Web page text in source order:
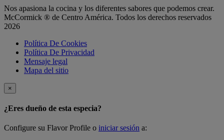
Nos apasiona la cocina y los diferentes sabores que podemos crear.
McCormick ® de Centro América. Todos los derechos reservados
2026
Política De Cookies
Política De Privacidad
Mensaje legal
Mapa del sitio
×
¿Eres dueño de esta especia?
Configure su Flavor Profile o iniciar sesión a: